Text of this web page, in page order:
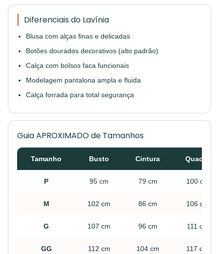
Diferenciais do Lavínia
Blusa com alças finas e delicadas
Botões dourados decorativos (alto padrão)
Calça com bolsos faca funcionais
Modelagem pantalona ampla e fluida
Calça forrada para total segurança
Guia APROXIMADO de Tamanhos
Tamanho Busto Cintura Quadril
P 95 cm 79 cm 100 cm
M 102 cm 86 cm 106 cm
G 107 cm 96 cm 111 cm
GG 112 cm 104 cm 117 cm